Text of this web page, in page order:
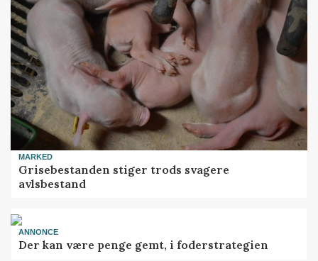
MARKED
Grisebestanden stiger trods svagere
avlsbestand
ANNONCE
Der kan være penge gemt, i foderstrategien